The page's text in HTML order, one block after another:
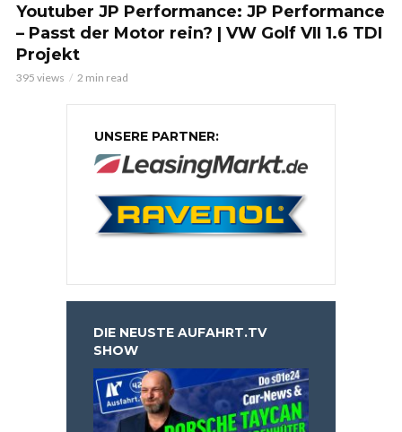
Youtuber JP Performance: JP Performance
– Passt der Motor rein? | VW Golf VII 1.6 TDI
Projekt
395 views 2 min read
UNSERE PARTNER:
DIE NEUSTE AUFAHRT.TV
SHOW